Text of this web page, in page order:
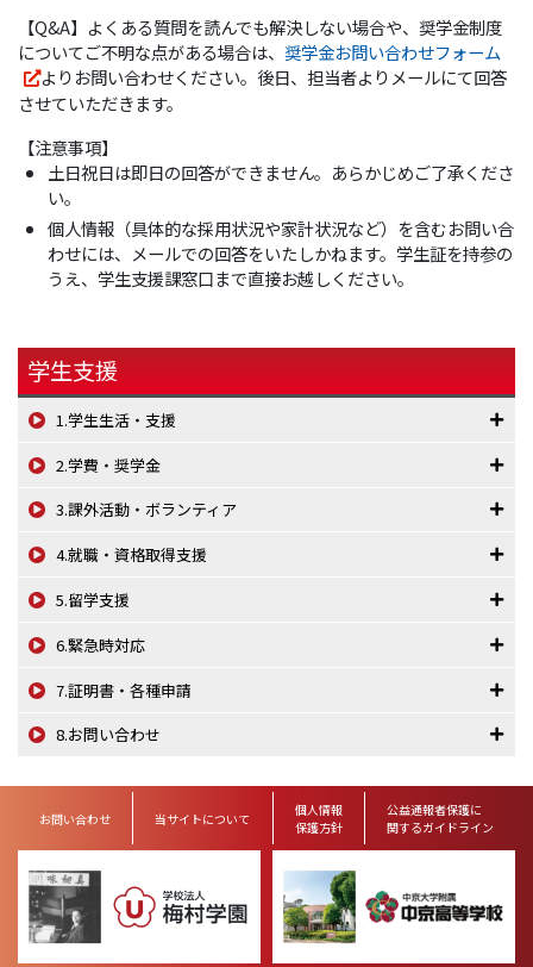
【Q&A】よくある質問を読んでも解決しない場合や、奨学金制度
についてご不明な点がある場合は、 奨学金お問い合わせフォーム
よりお問い合わせください。後日、担当者よりメールにて回答
させていただきます。
【注意事項】
土日祝日は即日の回答ができません。あらかじめご了承くださ
い。
個人情報（具体的な採用状況や家計状況など）を含むお問い合
わせには、メールでの回答をいたしかねます。学生証を持参の
うえ、学生支援課窓口まで直接お越しください。
学生支援
1.学生生活・支援
2.学費・奨学金
3.課外活動・ボランティア
4.就職・資格取得支援
5.留学支援
6.緊急時対応
7.証明書・各種申請
8.お問い合わせ
お問い合わせ 当サイトについて
個人情報
保護方針
公益通報者保護に
関するガイドライン